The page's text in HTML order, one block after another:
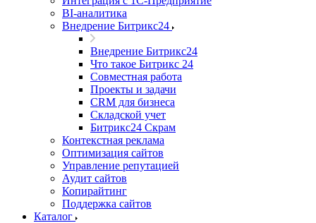
BI-аналитика
Внедрение Битрикс24
Внедрение Битрикс24
Что такое Битрикс 24
Совместная работа
Проекты и задачи
СRМ для бизнеса
Складской учет
Битрикс24 Скрам
Контекстная реклама
Оптимизация сайтов
Управление репутацией
Аудит сайтов
Копирайтинг
Поддержка сайтов
Каталог